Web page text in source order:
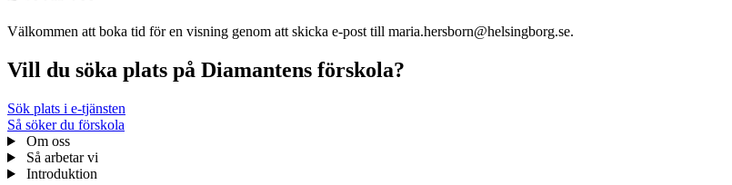
Välkommen att boka tid för en visning genom att skicka e-post till maria.hersborn@helsingborg.se.
Vill du söka plats på Diamantens förskola?
Sök plats i e-tjänsten
Så söker du förskola
Om oss
Så arbetar vi
Introduktion